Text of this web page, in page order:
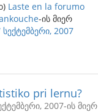
Laste en la forumo
-ის მიერ
სექტემბერი, 2007
pri lernu?
2007-ის მიერ